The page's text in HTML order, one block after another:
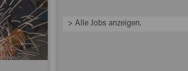
> Alle Jobs anzeigen.